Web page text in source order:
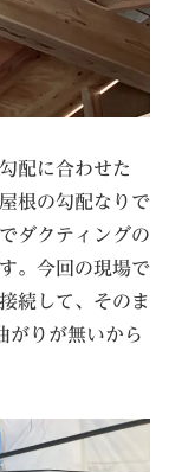
配に合わせた
根の勾配なりで
ダクティングの
。今回の現場で
続して、そのま
がりが無いから